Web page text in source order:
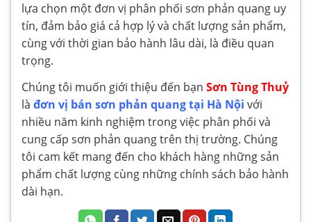
lựa chọn một đơn vị phân phối sơn phản quang uy
tín, đảm bảo giá cả hợp lý và chất lượng sản phẩm,
cùng với thời gian bảo hành lâu dài, là điều quan
trọng.
Chúng tôi muốn giới thiệu đến bạn Sơn Tùng Thuỷ
là đơn vị bán sơn phản quang tại Hà Nội với
nhiều năm kinh nghiệm trong việc phân phối và
cung cấp sơn phản quang trên thị trường. Chúng
tôi cam kết mang đến cho khách hàng những sản
phẩm chất lượng cùng những chính sách bảo hành
dài hạn.